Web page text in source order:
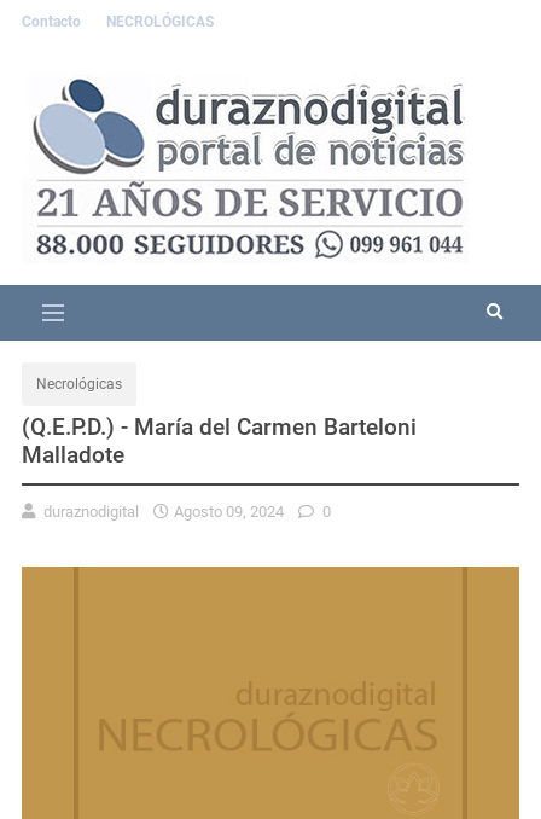
Contacto NECROLÓGICAS
Necrológicas
(Q.E.P.D.) - María del Carmen Barteloni
Malladote
duraznodigital Agosto 09, 2024 0